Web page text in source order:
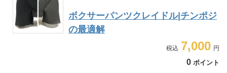
ボクサーパンツクレイドル|チンポジ
の最適解
7,000
0 ポイント